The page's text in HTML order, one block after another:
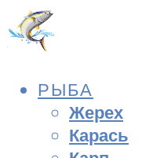
РЫБА
Жерех
Карась